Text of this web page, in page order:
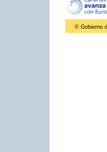
© Gobierno